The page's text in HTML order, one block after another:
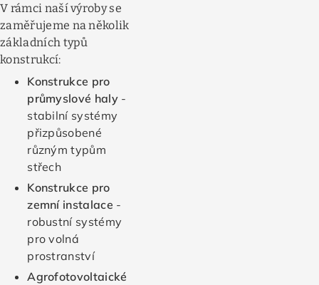
V rámci naší výroby se
zaměřujeme na několik
základních typů
konstrukcí:
Konstrukce pro
průmyslové haly -
stabilní systémy
přizpůsobené
různým typům
střech
Konstrukce pro
zemní instalace -
robustní systémy
pro volná
prostranství
Agrofotovoltaické